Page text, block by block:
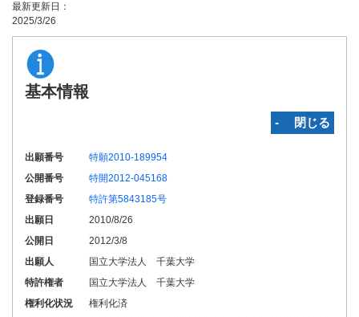
最新更新日：
2025/3/26
基本情報
‐ 閉じる
出願番号
特願2010-189954
公開番号
特開2012-045168
登録番号
特許第5843185号
出願日
2010/8/26
公開日
2012/3/8
出願人
国立大学法人 千葉大学
特許権者
国立大学法人 千葉大学
権利化状況
権利化済